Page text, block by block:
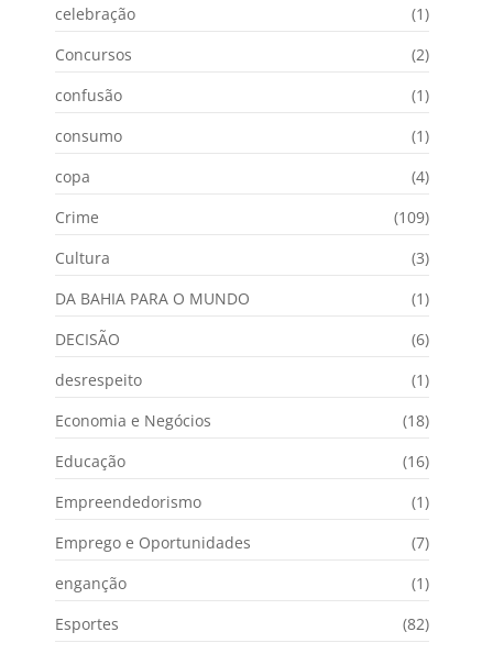
celebração
(1)
Concursos
(2)
confusão
(1)
consumo
(1)
copa
(4)
Crime
(109)
Cultura
(3)
DA BAHIA PARA O MUNDO
(1)
DECISÃO
(6)
desrespeito
(1)
Economia e Negócios
(18)
Educação
(16)
Empreendedorismo
(1)
Emprego e Oportunidades
(7)
enganção
(1)
Esportes
(82)